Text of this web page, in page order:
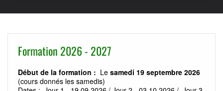
Formation 2026 - 2027
Début de la formation : Le samedi 19 septembre 2026
(cours donnés les samedis)